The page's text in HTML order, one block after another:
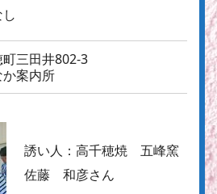
三田井802-3
か案内所
誘い人：高千穂焼 五峰窯
佐藤 和彦さん